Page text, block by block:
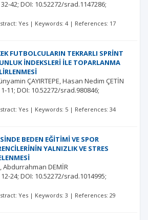
32-42; DOI: 10.52272/srad.1147286;
Yes | Keywords: 4 | References: 17
FUTBOLCULARIN TEKRARLI SPRİNT
İNDEKSLERİ İLE TOPARLANMA
ÇAYIRTEPE Hasan Nedim ÇETİN
1-11; DOI: 10.52272/srad.980846;
Yes | Keywords: 5 | References: 34
BEDEN EĞİTİMİ VE SPOR
YALNIZLIK VE STRES
Abdurrahman DEMİR
12-24; DOI: 10.52272/srad.1014995;
Yes | Keywords: 3 | References: 29